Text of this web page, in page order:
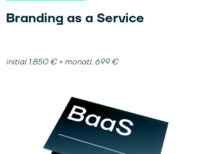
Branding as a Service
initial 1.850 € + monatl. 699 €